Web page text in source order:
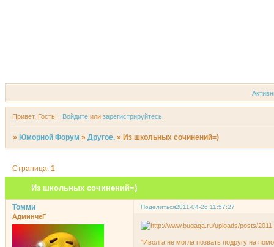
Привет, Гость! Войдитеили зарегистрируйтесь.
» Юморной Форум »Другое. » Из школьных сочинений=)
Из школьных сочинений=)
Страница:1
Поделиться2011-04-26 11:57:27
Томми
АдминчеГ
"Иволга не могла позвать подругу на